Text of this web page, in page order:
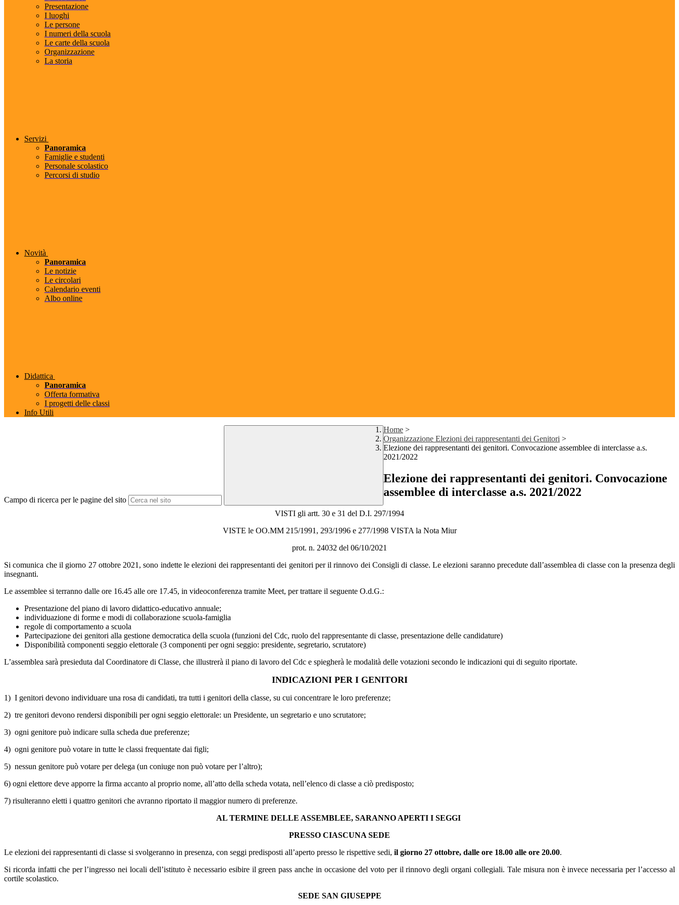
Presentazione
I luoghi
Le persone
I numeri della scuola
Le carte della scuola
Organizzazione
La storia
Servizi
Panoramica
Famiglie e studenti
Personale scolastico
Percorsi di studio
Novità
Panoramica
Le notizie
Le circolari
Calendario eventi
Albo online
Didattica
Panoramica
Offerta formativa
I progetti delle classi
Info Utili
Campo di ricerca per le pagine del sito
Home >
Organizzazione Elezioni dei rappresentanti dei Genitori >
Elezione dei rappresentanti dei genitori. Convocazione assemblee di interclasse a.s.
2021/2022
Elezione dei rappresentanti dei genitori. Convocazione
assemblee di interclasse a.s. 2021/2022
VISTI gli artt. 30 e 31 del D.I. 297/1994
VISTE le OO.MM 215/1991, 293/1996 e 277/1998 VISTA la Nota Miur
prot. n. 24032 del 06/10/2021
Si comunica che il giorno 27 ottobre 2021, sono indette le elezioni dei rappresentanti dei genitori per il rinnovo dei Consigli di classe. Le elezioni saranno precedute dall’assemblea di classe con la presenza degli
insegnanti.
Le assemblee si terranno dalle ore 16.45 alle ore 17.45, in videoconferenza tramite Meet, per trattare il seguente O.d.G.:
Presentazione del piano di lavoro didattico-educativo annuale;
individuazione di forme e modi di collaborazione scuola-famiglia
regole di comportamento a scuola
Partecipazione dei genitori alla gestione democratica della scuola (funzioni del Cdc, ruolo del rappresentante di classe, presentazione delle candidature)
Disponibilità componenti seggio elettorale (3 componenti per ogni seggio: presidente, segretario, scrutatore)
L’assemblea sarà presieduta dal Coordinatore di Classe, che illustrerà il piano di lavoro del Cdc e spiegherà le modalità delle votazioni secondo le indicazioni qui di seguito riportate.
INDICAZIONI PER I GENITORI
1) I genitori devono individuare una rosa di candidati, tra tutti i genitori della classe, su cui concentrare le loro preferenze;
2) tre genitori devono rendersi disponibili per ogni seggio elettorale: un Presidente, un segretario e uno scrutatore;
3) ogni genitore può indicare sulla scheda due preferenze;
4) ogni genitore può votare in tutte le classi frequentate dai figli;
5) nessun genitore può votare per delega (un coniuge non può votare per l’altro);
6) ogni elettore deve apporre la firma accanto al proprio nome, all’atto della scheda votata, nell’elenco di classe a ciò predisposto;
7) risulteranno eletti i quattro genitori che avranno riportato il maggior numero di preferenze.
AL TERMINE DELLE ASSEMBLEE, SARANNO APERTI I SEGGI
PRESSO CIASCUNA SEDE
Le elezioni dei rappresentanti di classe si svolgeranno in presenza, con seggi predisposti all’aperto presso le rispettive sedi, il giorno 27 ottobre, dalle ore 18.00 alle ore 20.00.
Si ricorda infatti che per l’ingresso nei locali dell’istituto è necessario esibire il green pass anche in occasione del voto per il rinnovo degli organi collegiali. Tale misura non è invece necessaria per l’accesso al
cortile scolastico.
SEDE SAN GIUSEPPE